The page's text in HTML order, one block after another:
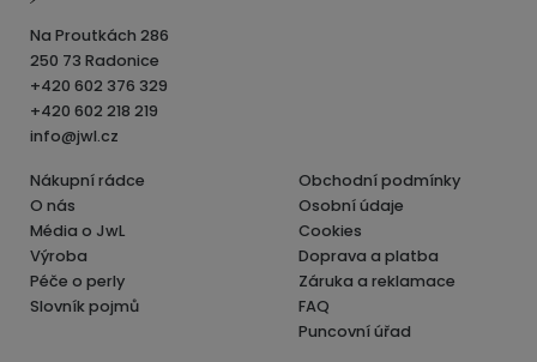
Na Proutkách 286
250 73 Radonice
+420 602 376 329
+420 602 218 219
info@jwl.cz
Nákupní rádce
O nás
Média o JwL
Výroba
Péče o perly
Slovník pojmů
Obchodní podmínky
Osobní údaje
Cookies
Doprava a platba
Záruka a reklamace
FAQ
Puncovní úřad